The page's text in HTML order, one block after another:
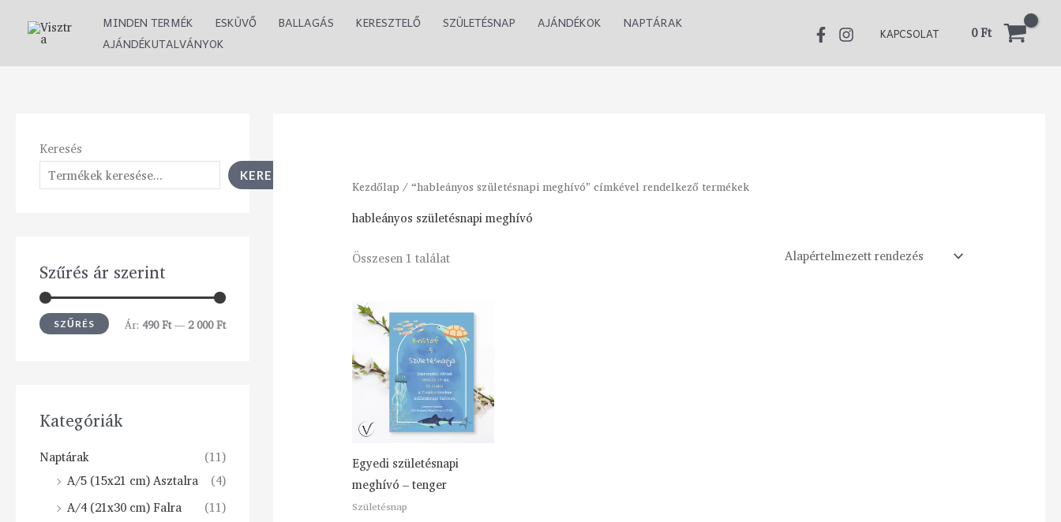
MINDEN TERMÉK ESKÜVŐ BALLAGÁS KERESZTELŐ SZÜLETÉSNAP AJÁNDÉKOK
NAPTÁRAK
AJÁNDÉKUTALVÁNYOK
KAPCSOLAT 0Ft
Keresés
KERESÉS
Szűrés ár szerint
SZŰRÉS Ár: 490 Ft—2 000 Ft
Kategóriák
Naptárak
(11)
A/5 (15x21 cm) Asztalra
(4)
A/4 (21x30 cm) Falra
(11)
Kezdőlap / “hableányos születésnapi meghívó” címkével rendelkező termékek
hableányos születésnapi meghívó
Összesen 1 találat
Egyedi születésnapi
meghívó – tenger
Születésnap